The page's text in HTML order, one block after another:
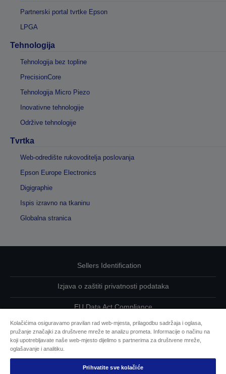
Partnerski portal tvrtke Epson
LPGA
Tehnologija
Tehnologija bez topline
PrecisionCore
Tehnologija Micro Piezo
Inovativne tehnologije
Održive tehnologije
Tvrtka
Web-odredište rukovoditelja poslovanja
Epson Europe Electronics
Digigraphie
Ispis izravno na tkaninu
Globalna stranica
Sellers Identification
Izjava o zaštiti privatnosti podataka
EU Data Act Compliance
Kontaktirajte nas u vezi svojih podataka
Epsonova predanost pristupačnosti
Kolačićima osiguravamo pravilan rad web-mjesta, prilagodbu sadržaja i oglasa,
pružanje značajki za društvene mreže te analizu prometa. Informacije o načinu na
koji upotrebljavate naše web-mjesto dijelimo s partnerima za društvene mreže,
oglašavanje i analitiku.
Prihvatite sve kolačiće